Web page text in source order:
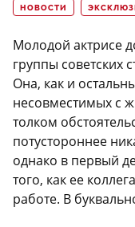
НОВОСТИ
Молодой актрисе
группы советских
Она, как и
несовместимых с
толком
потустороннее
однако в первый
того, как ее
работе. В